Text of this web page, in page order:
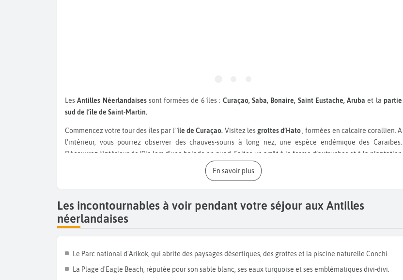
LesAntilles Néerlandaises sont formées de 6 îles : Curaçao, Saba, Bonaire, Saint Eustache, Arubaet la partie
sud de l’île de Saint-Martin.
Commencez votre tour des îles par l’île de Curaçao. Visitez lesgrottes d’Hato, formées en calcaire corallien. A
l’intérieur, vous pourrez observer des chauves-souris à long nez, une espèce endémique des Caraïbes.
Découvrez l’intérieur de l’île lors d’une balade en quad. Faites un arrêt à la ferme d’autruches et à la plantation
d’aloe vera. Faites ensuite un plongeon mérité sur la Plage Kanoa. Ne manquez pas le
Entre vagues géantes et le canon à eau naturel, vous n’en croirez pas vos yeux. Faites une sortie en
plongée dans le récif coralien au milieu des poissons exotiques et des tortues marines. Terminez votreséjour à
Curaçao
par un après-midi dans la vieille-ville de Willemstad , caractérisée par ses maisons colorées.
Poursuivez par l’île de Saba
nature luxuriante et préservée. De nombreux sentiers de randonnées sont accessibles. Cette île abrite un
Caraïbes. Cette île est aussi un spot privilégié pour la plongée et notamment lesite de Babylon.Vous nagerez
autour d’une coulée de lave sur laquelle se sont fixés des coraux.
En savoir plus
Les incontournables à voir pendant votre séjour aux Antilles
néerlandaises
Le Parc national d'Arikok, qui abrite des paysages désertiques, des grottes et la piscine naturelle Conchi.
La Plage d'Eagle Beach, réputée pour son sable blanc, ses eaux turquoise et ses emblématiques divi-divi.